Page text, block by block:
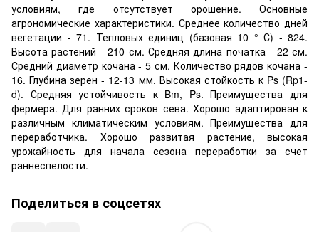
условиям, где отсутствует орошение. Основные
агрономические характеристики. Среднее количество дней
вегетации - 71. Тепловых единиц (базовая 10 ° С) - 824.
Высота растений - 210 см. Средняя длина початка - 22 см.
Средний диаметр кочана - 5 см. Количество рядов кочана -
16. Глубина зерен - 12-13 мм. Высокая стойкость к Ps (Rp1-
d). Средняя устойчивость к Bm, Ps. Преимущества для
фермера. Для ранних сроков сева. Хорошо адаптирован к
различным климатическим условиям. Преимущества для
переработчика. Хорошо развитая растение, высокая
урожайность для начала сезона переработки за счет
раннеспелости.
Поделиться в соцсетях